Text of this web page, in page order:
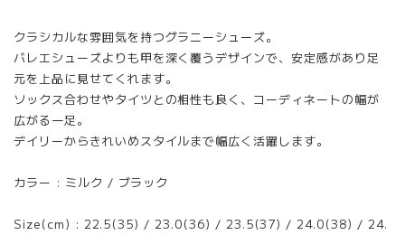
クラシカルな雰囲気を持つグラニーシューズ。
バレエシューズよりも甲を深く覆うデザインで、安定感があり足
元を上品に見せてくれます。
ソックス合わせやタイツとの相性も良く、コーディネートの幅が
広がる一足。
デイリーからきれいめスタイルまで幅広く活躍します。
カラー : ミルク / ブラック
Size(cm) : 22.5(35) / 23.0(36) / 23.5(37) / 24.0(38) / 24.